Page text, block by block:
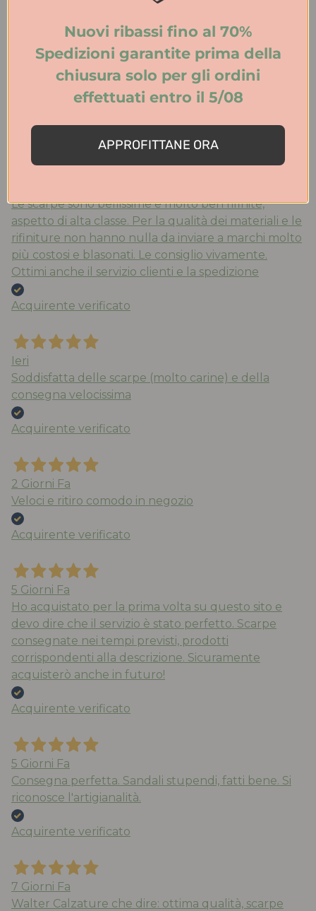
Acquistato ballerine ‘mucca’ molto belle e comode ,
la taglia è quella che porto abitualmente, consegna
velocissima. Consigliato !!!’
Acquirente verificato
Le scarpe sono bellissime e molto ben rifinite,
aspetto di alta classe. Per la qualità dei materiali e le
rifiniture non hanno nulla da inviare a marchi molto
più costosi e blasonati. Le consiglio vivamente.
Ottimi anche il servizio clienti e la spedizione
Acquirente verificato
Ieri
Soddisfatta delle scarpe (molto carine) e della
consegna velocissima
Acquirente verificato
2 Giorni Fa
Veloci e ritiro comodo in negozio
Acquirente verificato
5 Giorni Fa
Ho acquistato per la prima volta su questo sito e
devo dire che il servizio è stato perfetto. Scarpe
consegnate nei tempi previsti, prodotti
corrispondenti alla descrizione. Sicuramente
acquisterò anche in futuro!
Acquirente verificato
5 Giorni Fa
Consegna perfetta. Sandali stupendi, fatti bene. Si
riconosce l'artigianalità.
Acquirente verificato
7 Giorni Fa
Walter Calzature che dire: ottima qualità, scarpe
Nuovi ribassi fino al 70%
Spedizioni garantite prima della
chiusura solo per gli ordini
effettuati entro il 5/08
APPROFITTANE ORA